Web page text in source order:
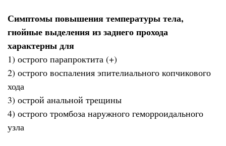
Симптомы повышения температуры тела,
гнойные выделения из заднего прохода
характерны для
1) острого парапроктита (+)
2) острого воспаления эпителиального копчикового
хода
3) острой анальной трещины
4) острого тромбоза наружного геморроидального
узла